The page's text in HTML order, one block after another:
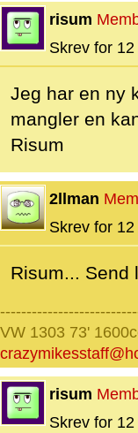
risum
Skrev for
Jeg har en ny
mangler en
Risum
2llman
Skrev for
Risum... Send
VW 1303 73'
risum
Skrev for